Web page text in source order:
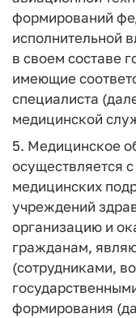
формирований
исполнительной
в своем составе
имеющие
специалиста
медицинской
5. Медицинское
осуществляется
медицинских
учреждений
организацию и
гражданам,
(сотрудниками,
формирования